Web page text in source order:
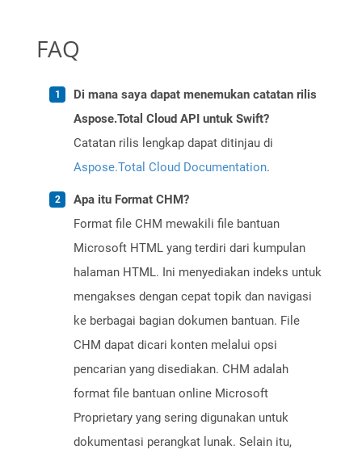
FAQ
Di mana saya dapat menemukan catatan rilis
Aspose.Total Cloud API untuk Swift?
Catatan rilis lengkap dapat ditinjau di
Aspose.Total Cloud Documentation.
Apa itu Format CHM?
Format file CHM mewakili file bantuan
Microsoft HTML yang terdiri dari kumpulan
halaman HTML. Ini menyediakan indeks untuk
mengakses dengan cepat topik dan navigasi
ke berbagai bagian dokumen bantuan. File
CHM dapat dicari konten melalui opsi
pencarian yang disediakan. CHM adalah
format file bantuan online Microsoft
Proprietary yang sering digunakan untuk
dokumentasi perangkat lunak. Selain itu,